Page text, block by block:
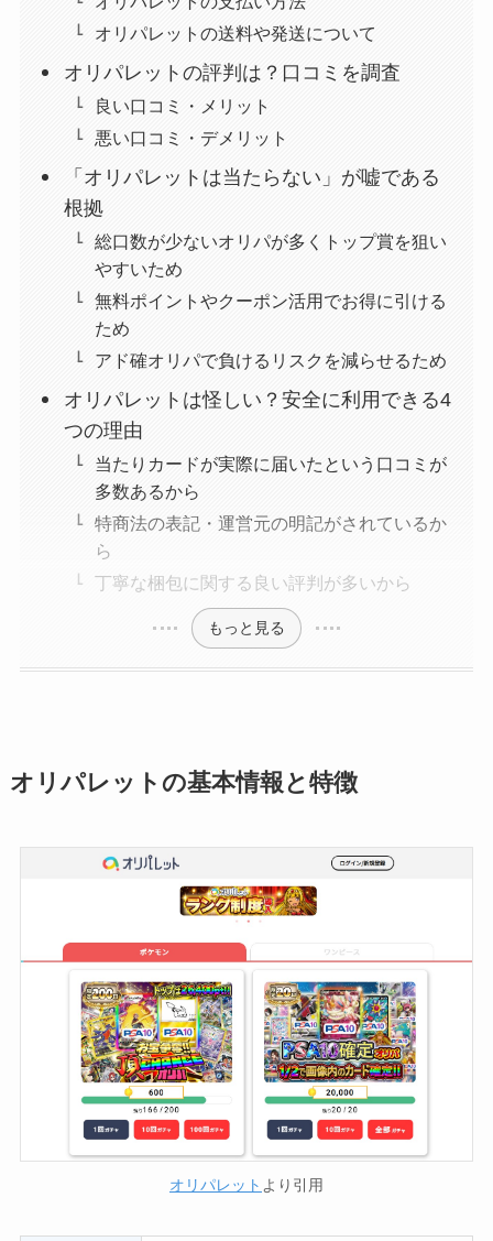
オリパレットの送料や発送について
オリパレットの評判は？口コミを調査
良い口コミ・メリット
悪い口コミ・デメリット
「オリパレットは当たらない」が嘘である
根拠
総口数が少ないオリパが多くトップ賞を狙い
やすいため
無料ポイントやクーポン活用でお得に引ける
ため
アド確オリパで負けるリスクを減らせるため
オリパレットは怪しい？安全に利用できる4
つの理由
当たりカードが実際に届いたという口コミが
多数あるから
特商法の表記・運営元の明記がされているか
ら
丁寧な梱包に関する良い評判が多いから
もっと見る
オリパレットの基本情報と特徴
オリパレット より引用